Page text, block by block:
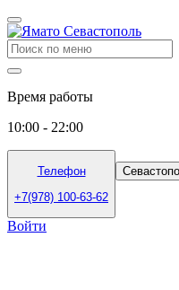
Время работы
10:00 - 22:00
Телефон
+7(978) 100-63-62
Войти